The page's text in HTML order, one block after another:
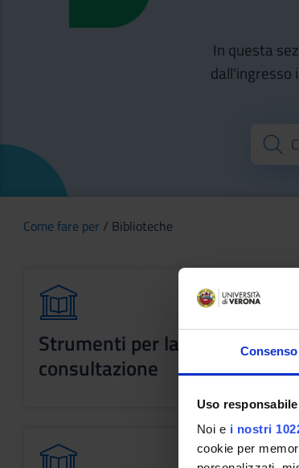
Consenso
Uso
Noi e i nostri
cookie per
In questa
dall'ingresso
Come fare per / Biblioteche
Strumenti per la ricerca e
consultazione